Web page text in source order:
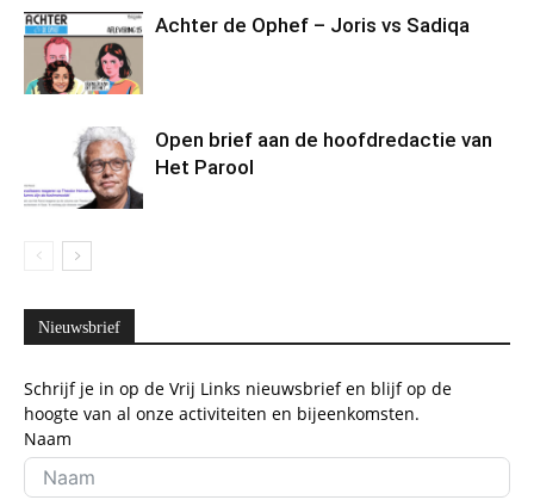
Achter de Ophef – Joris vs Sadiqa
Open brief aan de hoofdredactie van
Het Parool
Nieuwsbrief
Schrijf je in op de Vrij Links nieuwsbrief en blijf op de
hoogte van al onze activiteiten en bijeenkomsten.
Naam